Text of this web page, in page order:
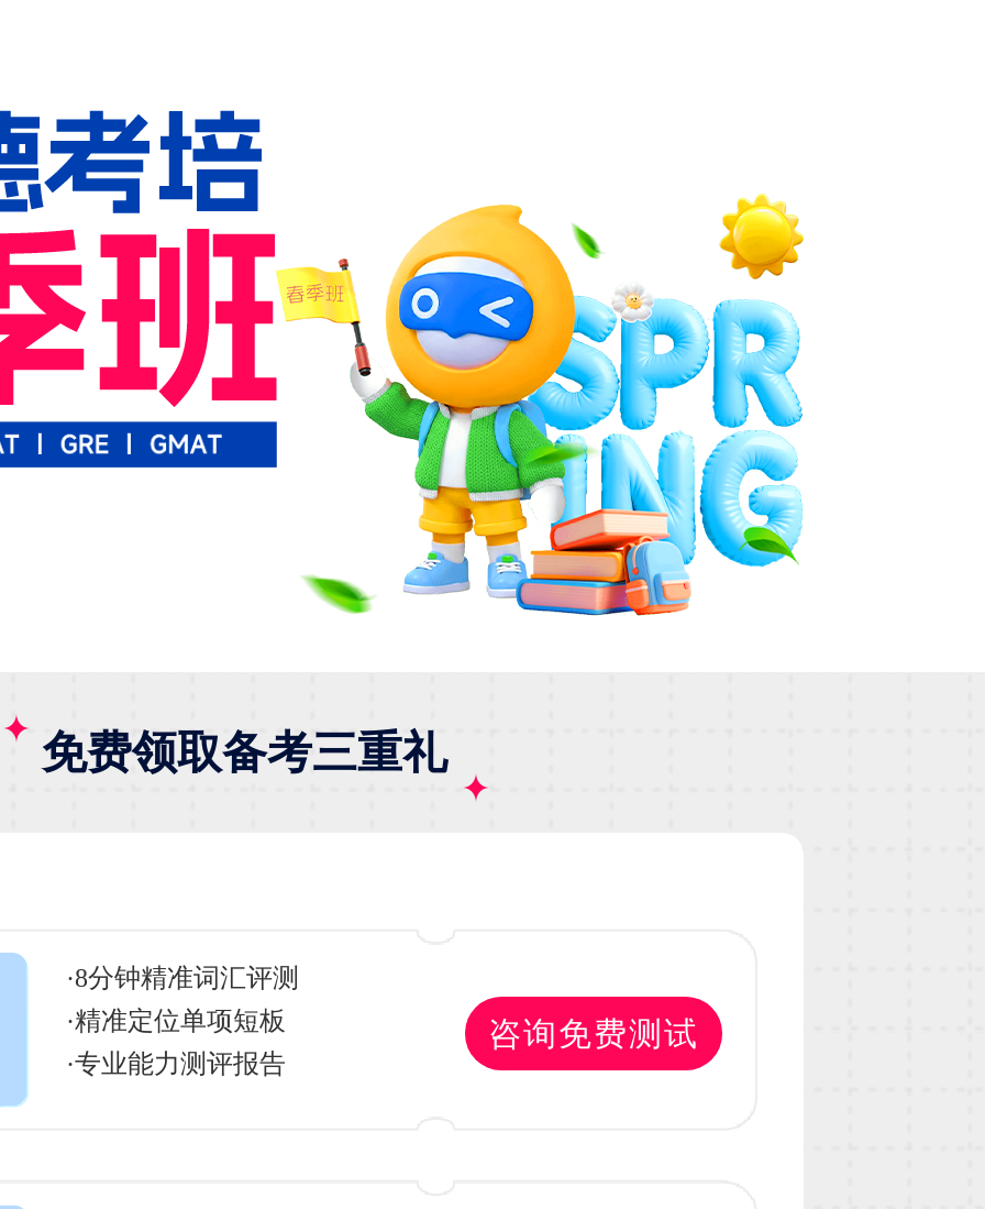
免费领取备考三重礼
咨询免费测试
·8分钟精准词汇评测
·精准定位单项短板
·专业能力测评报告